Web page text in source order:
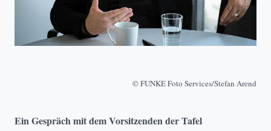
© FUNKE Foto Services/Stefan Arend
Ein Gespräch mit dem Vorsitzenden der Tafel